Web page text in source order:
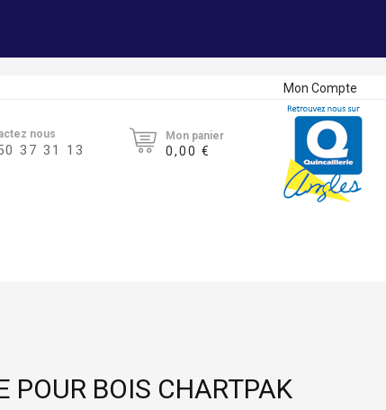
Mon Compte
nous
37 31 13
Mon panier
0,00 €
POUR BOIS CHARTPAK